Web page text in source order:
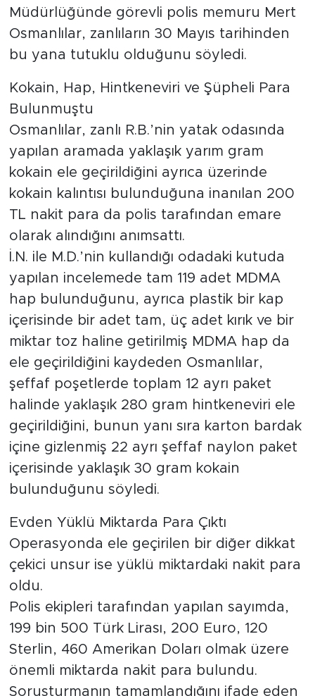
Müdürlüğünde görevli polis memuru Mert
Osmanlılar, zanlıların 30 Mayıs tarihinden
bu yana tutuklu olduğunu söyledi.
Kokain, Hap, Hintkeneviri ve Şüpheli Para
Bulunmuştu
Osmanlılar, zanlı R.B.’nin yatak odasında
yapılan aramada yaklaşık yarım gram
kokain ele geçirildiğini ayrıca üzerinde
kokain kalıntısı bulunduğuna inanılan 200
TL nakit para da polis tarafından emare
olarak alındığını anımsattı.
İ.N. ile M.D.’nin kullandığı odadaki kutuda
yapılan incelemede tam 119 adet MDMA
hap bulunduğunu, ayrıca plastik bir kap
içerisinde bir adet tam, üç adet kırık ve bir
miktar toz haline getirilmiş MDMA hap da
ele geçirildiğini kaydeden Osmanlılar,
şeffaf poşetlerde toplam 12 ayrı paket
halinde yaklaşık 280 gram hintkeneviri ele
geçirildiğini, bunun yanı sıra karton bardak
içine gizlenmiş 22 ayrı şeffaf naylon paket
içerisinde yaklaşık 30 gram kokain
bulunduğunu söyledi.
Evden Yüklü Miktarda Para Çıktı
Operasyonda ele geçirilen bir diğer dikkat
çekici unsur ise yüklü miktardaki nakit para
oldu.
Polis ekipleri tarafından yapılan sayımda,
199 bin 500 Türk Lirası, 200 Euro, 120
Sterlin, 460 Amerikan Doları olmak üzere
önemli miktarda nakit para bulundu.
Soruşturmanın tamamlandığını ifade eden